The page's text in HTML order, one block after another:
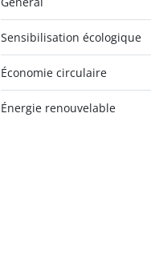
Sensibilisation écologique
Économie circulaire
Énergie renouvelable